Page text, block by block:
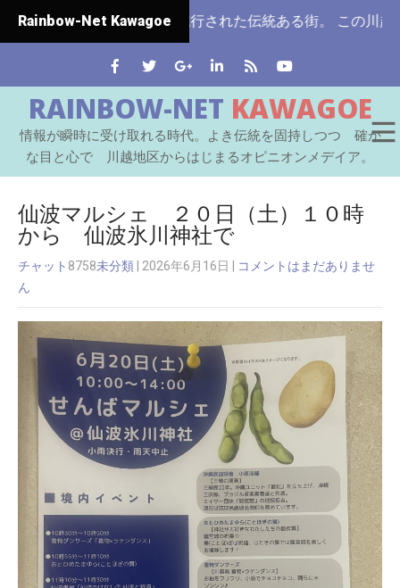
Rainbow-Net Kawagoe
県ではじめて市制施行された伝統ある街。 この川越をはじ
RAINBOW-NET KAWAGOE
情報が瞬時に受け取れる時代。よき伝統を固持しつつ 確か
な目と心で 川越地区からはじまるオピニオンメデイア。
仙波マルシェ ２０日（土）１０時
から 仙波氷川神社で
チャット 8758未分類 | 2026年6月16日
コメントはまだありませ
ん